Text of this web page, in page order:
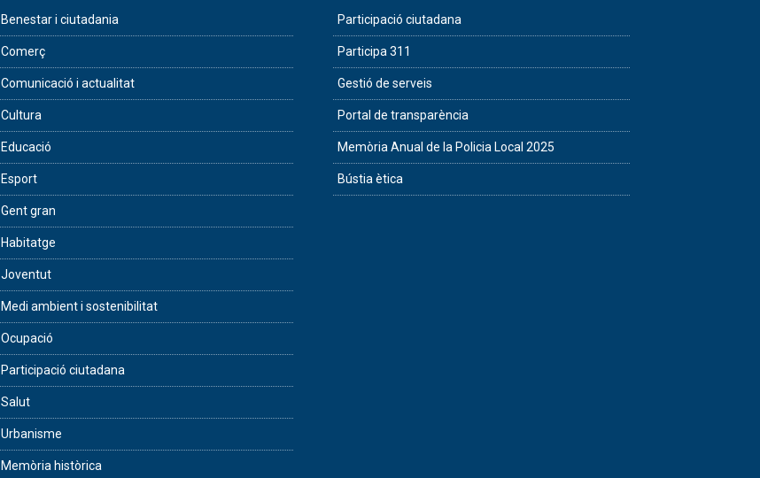
Benestar i ciutadania
Comerç
Comunicació i actualitat
Cultura
Educació
Esport
Gent gran
Habitatge
Joventut
Medi ambient i sostenibilitat
Ocupació
Participació ciutadana
Salut
Urbanisme
Memòria històrica
Participació ciutadana
Participa 311
Gestió de serveis
Portal de transparència
Memòria Anual de la Policia Local 2025
Bústia ètica